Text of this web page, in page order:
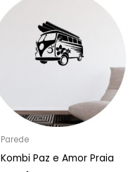
Parede
Kombi Paz e Amor Praia